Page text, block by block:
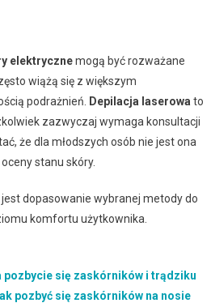
elektrycznemogą być rozważane
wiążą się z większym
podrażnień.
Depilacja laserowa to
zazwyczaj wymaga konsultacji
że dla młodszych osób nie jest ona
stanu skóry.
dopasowanie wybranej metody do
komfortu użytkownika.
pozbycie się zaskórników i trądziku
pozbyć się zaskórników na nosie